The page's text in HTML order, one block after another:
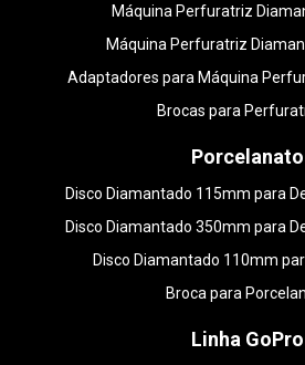
Máquina Perfuratriz
Máquina Perfuratriz
Adaptadores para Máquina
Brocas para
Porcelanato
Disco Diamantado 115mm para
Disco Diamantado 350mm para
Disco Diamantado 110mm
Broca para
Linha GoPro